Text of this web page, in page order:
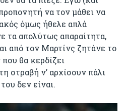
να τον μάθει να
όμως ήθελε απλά
τα απολύτως απαραίτητα,
από τον Μαρτίνς ζητάνε το
θα κερδίζει
στραβή ν’ αρχίσουν πάλι
δεν είναι.